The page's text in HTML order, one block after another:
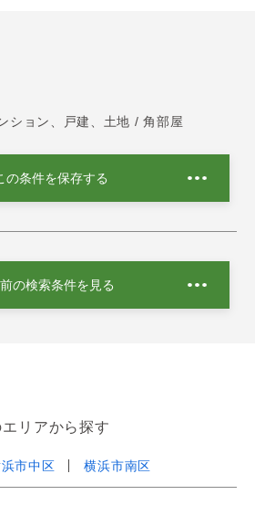
ション、戸建、土地 / 角部屋
の条件を保存する
の検索条件を見る
リアから探す
市中区 横浜市南区